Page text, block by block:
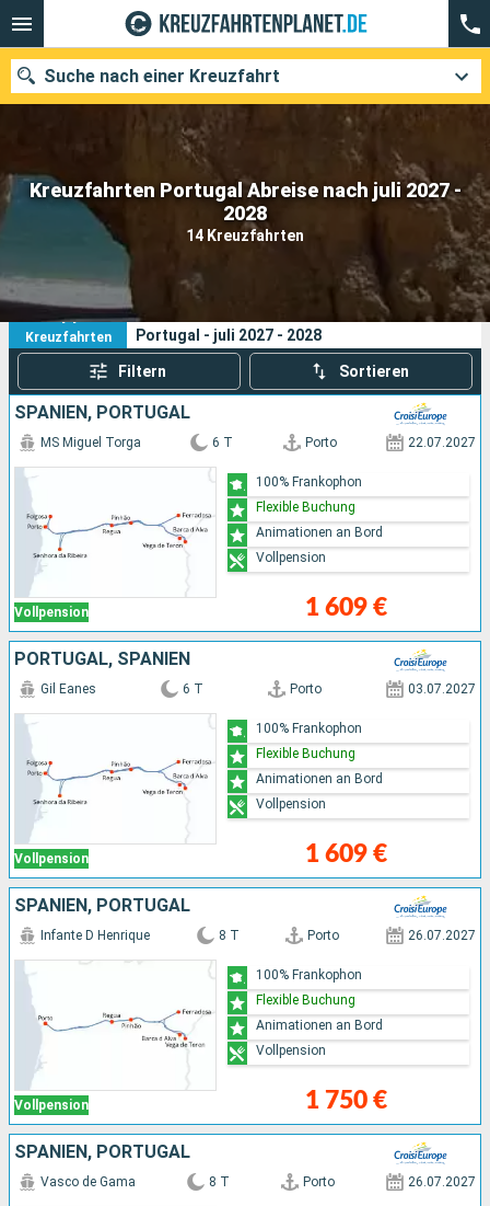
Kreuzfahrten Portugal Abreise nach juli 2027 -
2028
14 Kreuzfahrten
Suche nach einer Kreuzfahrt
Unsere Ziele
Abfahrtsmonat
Reedereien
Suchen
14
Kreuzfahrten
Ihre Suchkriterien:
Portugal - juli 2027 - 2028
Filtern Sortieren
SPANIEN, PORTUGAL
Vollpension
MS Miguel Torga 6 T Porto 22.07.2027
1 609 €
100% Frankophon
Flexible Buchung
Animationen an Bord
Vollpension
PORTUGAL, SPANIEN
Vollpension
Gil Eanes 6 T Porto 03.07.2027
1 609 €
100% Frankophon
Flexible Buchung
Animationen an Bord
Vollpension
SPANIEN, PORTUGAL
Vollpension
Infante D Henrique 8 T Porto 26.07.2027
1 750 €
100% Frankophon
Flexible Buchung
Animationen an Bord
Vollpension
SPANIEN, PORTUGAL
Vasco de Gama 8 T Porto 26.07.2027